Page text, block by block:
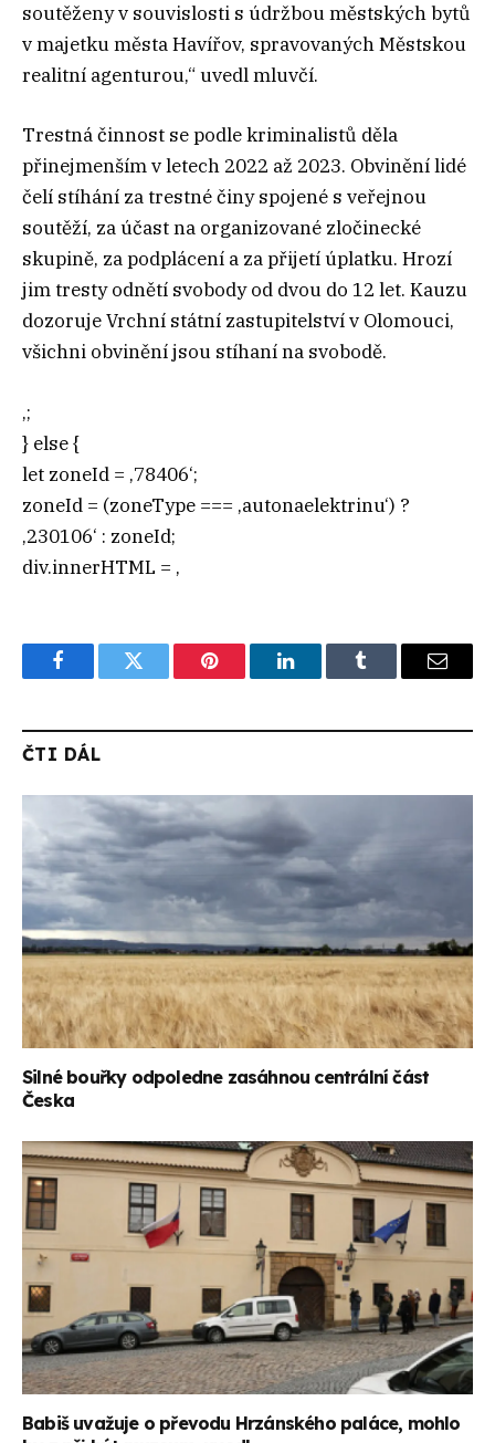
soutěženy v souvislosti s údržbou městských bytů
v majetku města Havířov, spravovaných Městskou
realitní agenturou,“ uvedl mluvčí.
Trestná činnost se podle kriminalistů děla
přinejmenším v letech 2022 až 2023. Obvinění lidé
čelí stíhání za trestné činy spojené s veřejnou
soutěží, za účast na organizované zločinecké
skupině, za podplácení a za přijetí úplatku. Hrozí
jim tresty odnětí svobody od dvou do 12 let. Kauzu
dozoruje Vrchní státní zastupitelství v Olomouci,
všichni obvinění jsou stíhaní na svobodě.
‚;
} else {
let zoneId = ‚78406‘;
zoneId = (zoneType === ‚autonaelektrinu‘) ?
‚230106‘ : zoneId;
div.innerHTML = ‚
FacebookTwitter Pinterest LinkedInTumblr Email
ČTI DÁL
Silné bouřky odpoledne zasáhnou centrální část
Česka
Babiš uvažuje o převodu Hrzánského paláce, mohlo